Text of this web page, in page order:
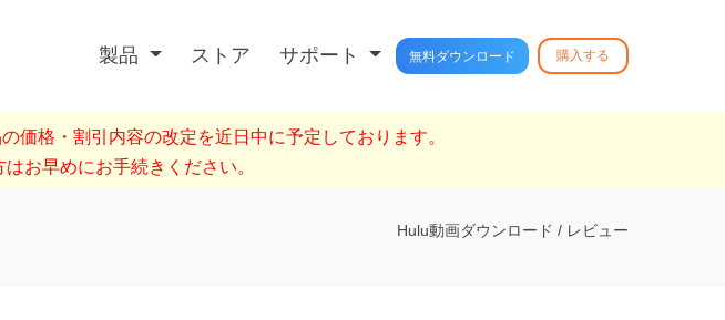
製品 ストア サポート 無料ダウンロード 購入する
価格・割引内容の改定を近日中に予定しております。
お早めにお手続きください。
Hulu動画ダウンロード / レビュー